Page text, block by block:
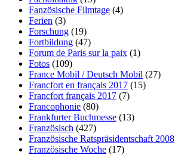
Fanzösische Filmtage (4)
Ferien (3)
Forschung (19)
Fortbildung (47)
Forum de Paris sur la paix (1)
Fotos (109)
France Mobil / Deutsch Mobil (27)
Francfort en français 2017 (15)
Francfort français 2017 (7)
Francophonie (80)
Frankfurter Buchmesse (13)
Französisch (427)
Französische Ratspräsidentschaft 2008
Französische Woche (17)